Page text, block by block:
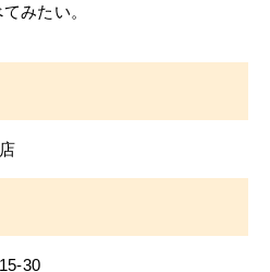
みたい。
30